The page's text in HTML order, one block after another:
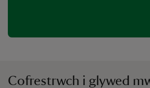
Cofrestrwch i glywed